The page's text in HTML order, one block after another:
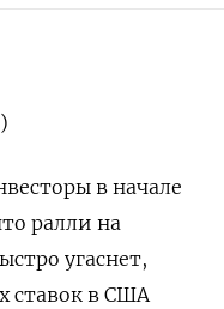
в начале
ралли на
угаснет,
ставок в США